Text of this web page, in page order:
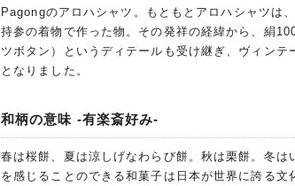
Pagongのアロハシャツ。もともとアロハシャツは
持参の着物で作った物。その発祥の経緯から、絹
ツボタン）というディテールも受け継ぎ、ヴィンテ
となりました。
和柄の意味 -有楽斎好み-
春は桜餅、夏は涼しげなわらび餅。秋は栗餅。冬は
を感じることのできる和菓子は日本が世界に誇る文